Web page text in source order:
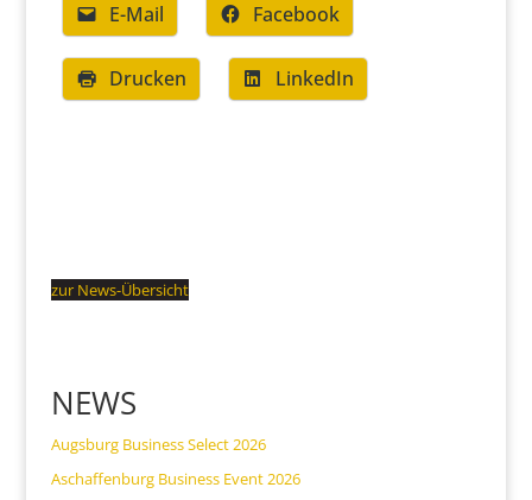
E-Mail Facebook
Drucken LinkedIn
zur News-Übersicht
NEWS
Augsburg Business Select 2026
Aschaffenburg Business Event 2026